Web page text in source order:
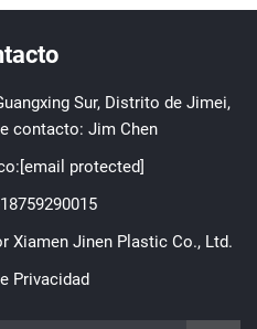
Sur, Distrito de Jimei,
contacto: Jim Chen
[email protected]
Xiamen Jinen Plastic Co., Ltd.
Privacidad